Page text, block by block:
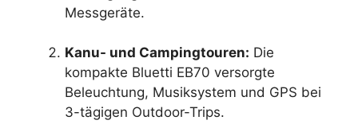
Messgeräte.
Kanu- und Campingtouren: Die
kompakte Bluetti EB70 versorgte
Beleuchtung, Musiksystem und GPS bei
3-tägigen Outdoor-Trips.